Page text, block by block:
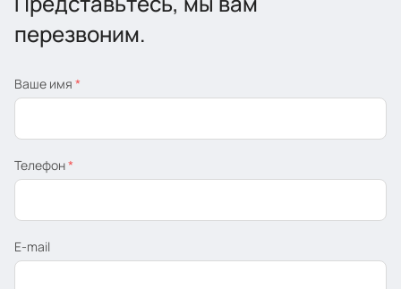
перезвоним.
Ваше имя *
Телефон*
E-mail